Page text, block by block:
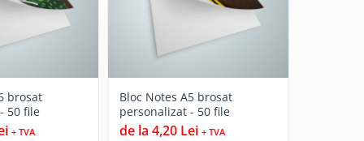
brosat
50 file
+ TVA
Bloc Notes A5 brosat
personalizat - 50 file
de la 4,20 Lei + TVA